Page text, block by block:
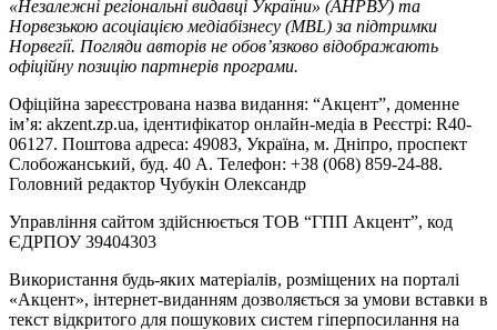
«Незалежні регіональні видавці України» (АНРВУ) та
Норвезькою асоціацією медіабізнесу (MBL) за підтримки
Норвегії. Погляди авторів не обов’язково відображають
офіційну позицію партнерів програми.
Офіційна зареєстрована назва видання: “Акцент”, доменне
ім’я: akzent.zp.ua, ідентифікатор онлайн-медіа в Реєстрі: R40-
06127. Поштова адреса: 49083, Україна, м. Дніпро, проспект
Слобожанський, буд. 40 А. Телефон: +38 (068) 859-24-88.
Головний редактор Чубукін Олександр
Управління сайтом здійснюється ТОВ “ГПП Акцент”, код
ЄДРПОУ 39404303
Використання будь-яких матеріалів, розміщених на порталі
«Акцент», інтернет-виданням дозволяється за умови вставки в
текст відкритого для пошукових систем гіперпосилання на